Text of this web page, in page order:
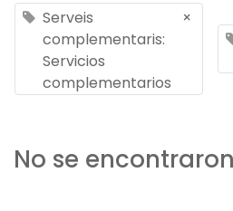
Serveis
complementaris:
Servicios
complementarios
×
No se